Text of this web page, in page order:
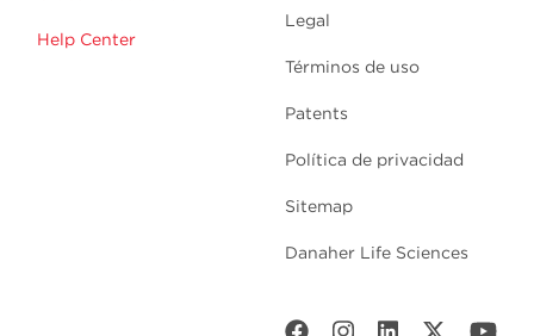
Help Center
Legal
Términos de uso
Patents
Política de privacidad
Sitemap
Danaher Life Sciences